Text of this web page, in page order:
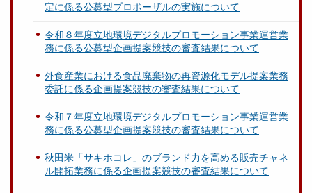
定に係る公募型プロポーザルの実施について
令和８年度立地環境デジタルプロモーション事業運営業
務に係る公募型企画提案競技の審査結果について
外食産業における食品廃棄物の再資源化モデル提案業務
委託に係る企画提案競技の審査結果について
令和７年度立地環境デジタルプロモーション事業運営業
務に係る公募型企画提案競技の審査結果について
秋田米「サキホコレ」のブランド力を高める販売チャネ
ル開拓業務に係る企画提案競技の審査結果について